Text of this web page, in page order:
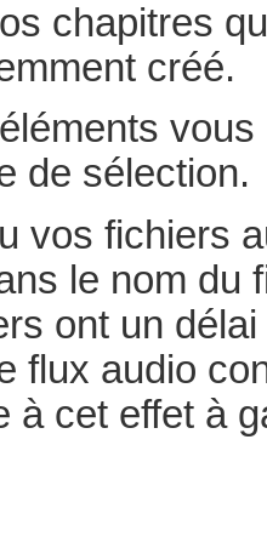
chapitres
créé.
de sélection.
vos fichiers
le nom du
ont un
flux audio
à cet effet à